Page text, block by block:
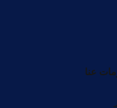
عنا